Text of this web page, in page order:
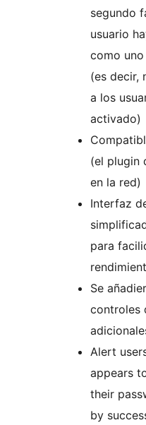
segundo
usuario
como
(es decir,
a los
activado)
(el plugin
en la red)
Interfaz
para
Se
controles
Alert
appears
their
by